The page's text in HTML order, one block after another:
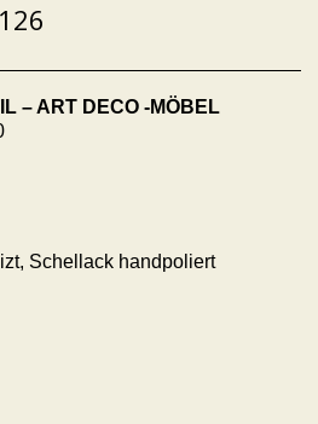
– ART DECO -MÖBEL
Schellack handpoliert